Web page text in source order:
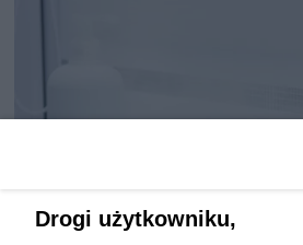
Drogi użytkowniku,